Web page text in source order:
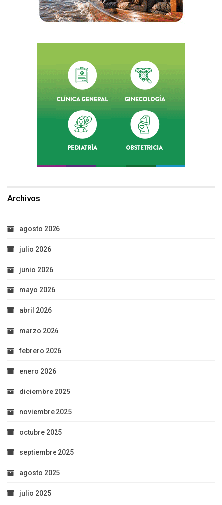
Archivos
agosto 2026
julio 2026
junio 2026
mayo 2026
abril 2026
marzo 2026
febrero 2026
enero 2026
diciembre 2025
noviembre 2025
octubre 2025
septiembre 2025
agosto 2025
julio 2025